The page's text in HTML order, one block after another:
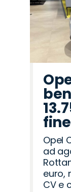
Opel
ad
euro,
CV e